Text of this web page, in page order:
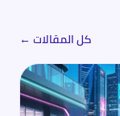
كل المقالات ←